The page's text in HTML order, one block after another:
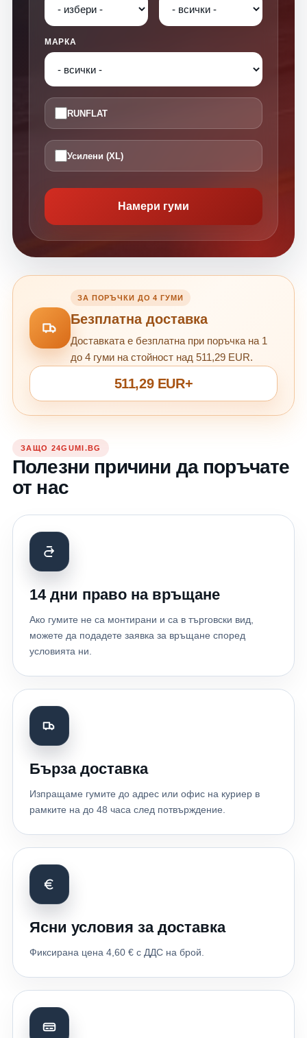
МАРКА
RUNFLAT
Усилени (XL)
Намери гуми
ЗА ПОРЪЧКИ ДО 4 ГУМИ
Безплатна доставка
Доставката е безплатна при поръчка на 1
до 4 гуми на стойност над 511,29 EUR.
511,29 EUR+
ЗАЩО 24GUMI.BG
Полезни причини да поръчате
от нас
14 дни право на връщане
Ако гумите не са монтирани и са в търговски вид,
можете да подадете заявка за връщане според
условията ни.
Бърза доставка
Изпращаме гумите до адрес или офис на куриер в
рамките на до 48 часа след потвърждение.
Ясни условия за доставка
Фиксирана цена 4,60 € с ДДС на брой.